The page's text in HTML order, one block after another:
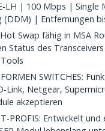
LH | 100 Mbps |
| Entfernungen
Swap fähig in MSA
Status des
SWITCHES:
Link, Netgear,
akzeptieren
PROFIS: Entwickelt